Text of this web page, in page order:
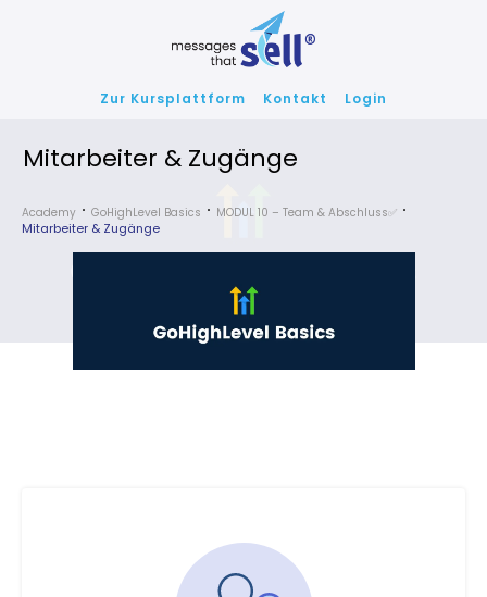
Zur Kursplattform Kontakt Login
Mitarbeiter & Zugänge
Academy GoHighLevel Basics MODUL 10 – Team & Abschluss✅
Mitarbeiter & Zugänge